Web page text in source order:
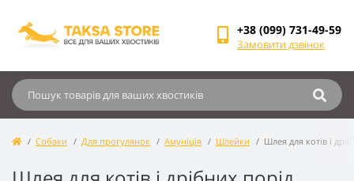
+38 (099) 731-49-59
Замовити дзвінок
Собаки Для прогулянок Амуніція Шлейки Шлея для котів і